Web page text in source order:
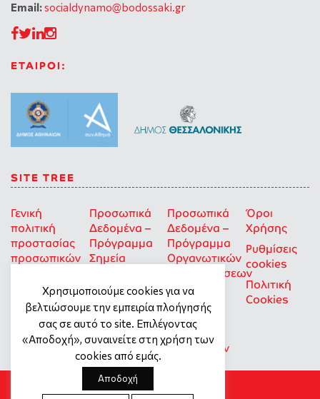
Email:socialdynamo@bodossaki.gr
ΕΤΑΙΡΟΙ:
SITE TREE
Γενική
πολιτική
προστασίας
προσωπικών
Προσωπικά
Δεδομένα –
Πρόγραμμα
Σημεία
Προσωπικά
Δεδομένα –
Πρόγραμμα
Οργανωτικών
Επιχορηγήσεων
για Οκοιπ
που δρουν
για την
Ισότητα
των Φύλων
Όροι
Χρήσης
Ρυθμίσεις
cookies
Πολιτική
Cookies
Χρησιμοποιούμε cookies για να
βελτιώσουμε την εμπειρία πλοήγησής
σας σε αυτό το site. Επιλέγοντας
«Αποδοχή», συναινείτε στη χρήση των
cookies από εμάς.
Αποδοχή